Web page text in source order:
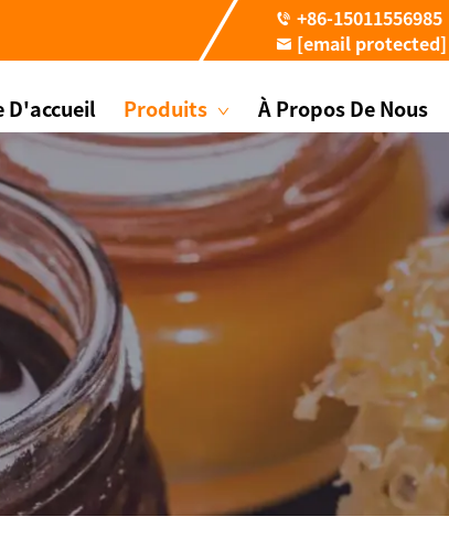
+86-15011556985
[email protected]
D'accueil Produits À Propos De Nous